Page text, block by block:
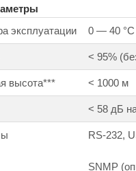
эксплуатации
0 — 40 °С
< 95%
высота*** < 1000 м
< 58 дБ
RS-232,
SNMP